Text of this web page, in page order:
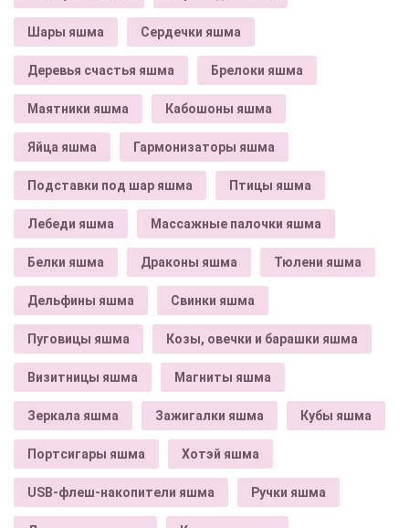
Шары яшма Сердечки яшма
Деревья счастья яшма Брелоки яшма
Маятники яшма Кабошоны яшма
Яйца яшма Гармонизаторы яшма
Подставки под шар яшма Птицы яшма
Лебеди яшма Массажные палочки яшма
Белки яшма Драконы яшма Тюлени яшма
Дельфины яшма Свинки яшма
Пуговицы яшма Козы, овечки и барашки яшма
Визитницы яшма Магниты яшма
Зеркала яшма Зажигалки яшма Кубы яшма
Портсигары яшма Хотэй яшма
USB-флеш-накопители яшма Ручки яшма